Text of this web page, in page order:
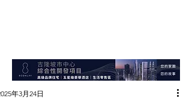
年3月24日